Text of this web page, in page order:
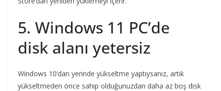
5. Windows 11 PC’de
disk alanı yetersiz
Windows 10’dan yerinde yükseltme yaptıysanız, artık
yükseltmeden önce sahip olduğunuzdan daha az boş disk